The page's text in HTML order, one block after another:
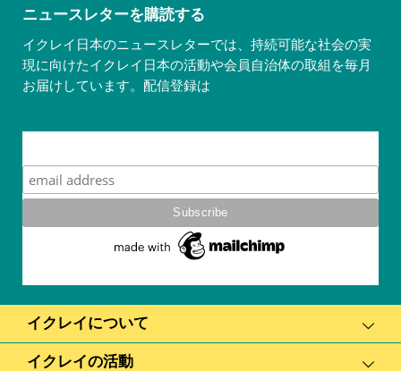
ニュースレターを購読する
イクレイ日本のニュースレターでは、持続可能な社会の実
現に向けたイクレイ日本の活動や会員自治体の取組を毎月
お届けしています。配信登録は
イクレイについて
イクレイの活動